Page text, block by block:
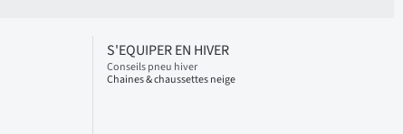
S'EQUIPER EN HIVER
Conseils pneu hiver
Chaines & chaussettes neige